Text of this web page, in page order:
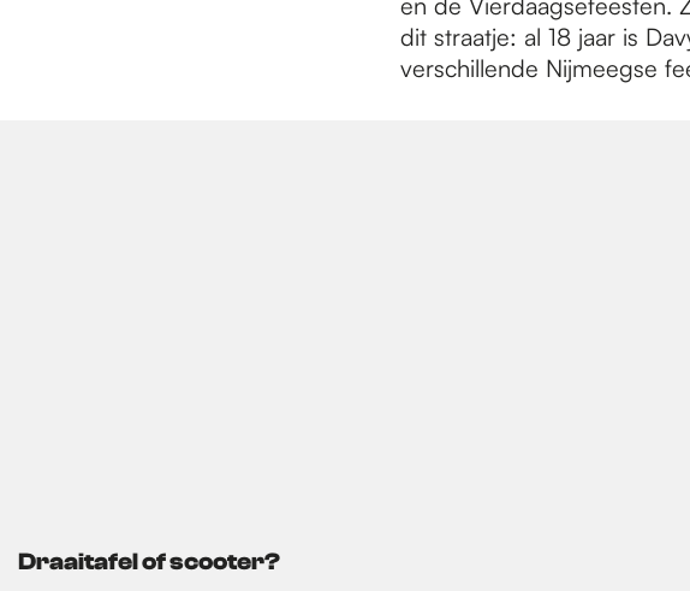
dit straatje: al 18 jaar is
verschillende Nijmeegse
Draaitafel of scooter?